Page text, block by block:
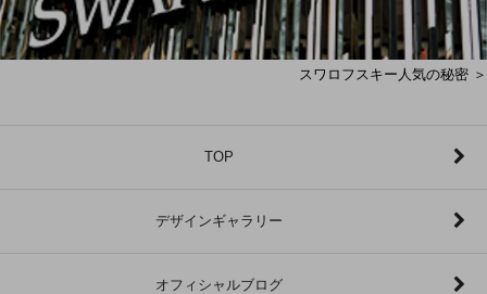
スワロフスキー人気の秘密 ＞
TOP
デザインギャラリー
オフィシャルブログ